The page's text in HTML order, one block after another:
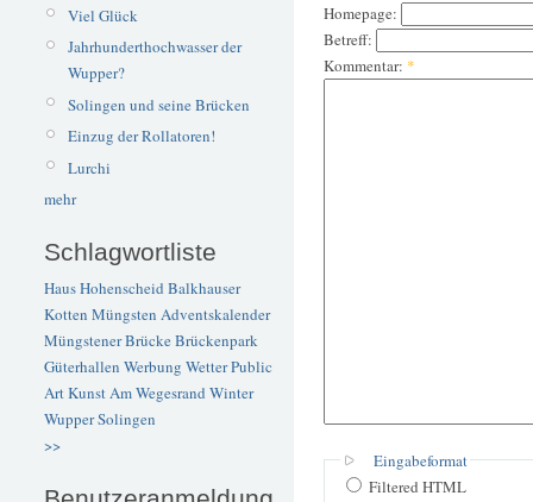
Viel Glück
Jahrhunderthochwasser der
Wupper?
Solingen und seine Brücken
Einzug der Rollatoren!
Lurchi
mehr
Schlagwortliste
Haus Hohenscheid Balkhauser
Kotten Müngsten Adventskalender
Müngstener BrückeBrückenpark
Güterhallen Werbung WetterPublic
ArtKunstAm Wegesrand Winter
WupperSolingen
>>
Homepage:
Betreff:
Kommentar: *
Eingabeformat
Filtered HTML